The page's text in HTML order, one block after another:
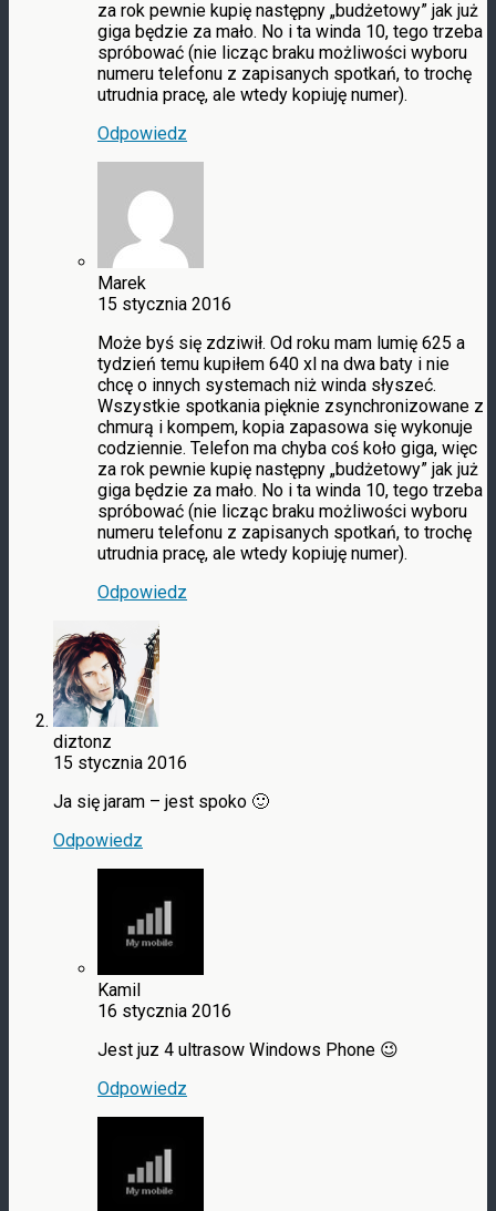
za rok pewnie kupię następny „budżetowy” jak już
giga będzie za mało. No i ta winda 10, tego trzeba
spróbować (nie licząc braku możliwości wyboru
numeru telefonu z zapisanych spotkań, to trochę
utrudnia pracę, ale wtedy kopiuję numer).
Odpowiedz
Marek
15 stycznia 2016
Może byś się zdziwił. Od roku mam lumię 625 a
tydzień temu kupiłem 640 xl na dwa baty i nie
chcę o innych systemach niż winda słyszeć.
Wszystkie spotkania pięknie zsynchronizowane z
chmurą i kompem, kopia zapasowa się wykonuje
codziennie. Telefon ma chyba coś koło giga, więc
za rok pewnie kupię następny „budżetowy” jak już
giga będzie za mało. No i ta winda 10, tego trzeba
spróbować (nie licząc braku możliwości wyboru
numeru telefonu z zapisanych spotkań, to trochę
utrudnia pracę, ale wtedy kopiuję numer).
Odpowiedz
diztonz
15 stycznia 2016
Ja się jaram – jest spoko 🙂
Odpowiedz
Kamil
16 stycznia 2016
Jest juz 4 ultrasow Windows Phone 😉
Odpowiedz